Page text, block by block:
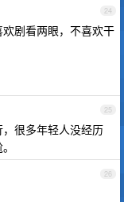
24
剧看两眼，不喜欢干
25
很多年轻人没经历
26